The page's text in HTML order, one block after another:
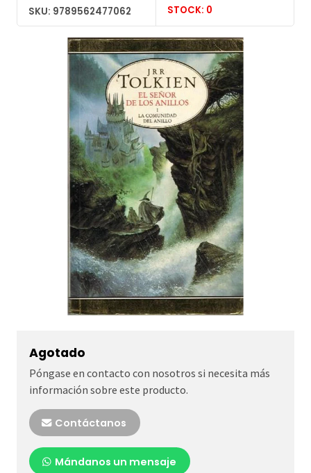
SKU: 9789562477062 STOCK: 0
Agotado
Póngase en contacto con nosotros si necesita más
información sobre este producto.
Contáctanos
Mándanos un mensaje